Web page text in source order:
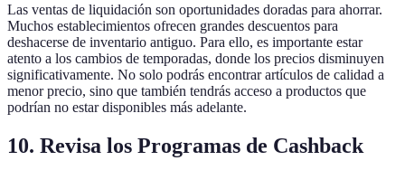
Las ventas de liquidación son oportunidades doradas para ahorrar.
Muchos establecimientos ofrecen grandes descuentos para
deshacerse de inventario antiguo. Para ello, es importante estar
atento a los cambios de temporadas, donde los precios disminuyen
significativamente. No solo podrás encontrar artículos de calidad a
menor precio, sino que también tendrás acceso a productos que
podrían no estar disponibles más adelante.
10. Revisa los Programas de Cashback